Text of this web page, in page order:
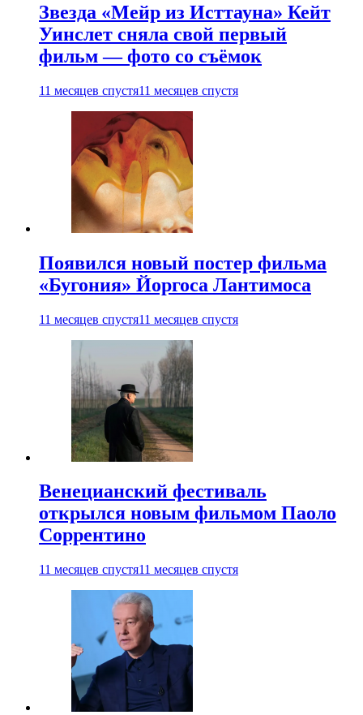
Звезда «Мейр из Исттауна» Кейт
Уинслет сняла свой первый
фильм — фото со съёмок
11 месяцев спустя11 месяцев спустя
Появился новый постер фильма
«Бугония» Йоргоса Лантимоса
11 месяцев спустя11 месяцев спустя
Венецианский фестиваль
открылся новым фильмом Паоло
Соррентино
11 месяцев спустя11 месяцев спустя